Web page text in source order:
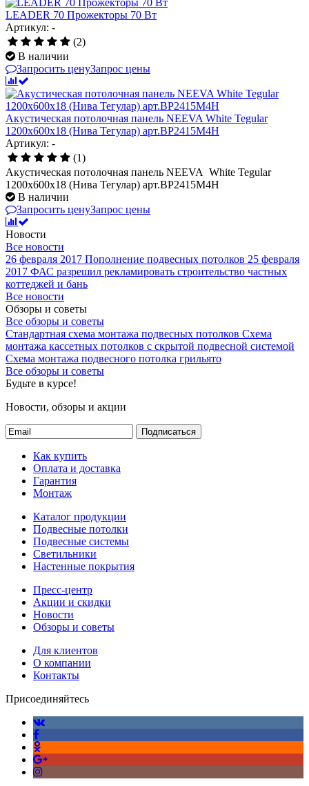
LEADER 70 Прожекторы 70 Вт
Артикул: -
(2)
В наличии
Запросить ценуЗапрос цены
Акустическая потолочная панель NEEVA White Tegular
1200x600x18 (Нива Тегулар) арт.BP2415M4H
Артикул: -
(1)
Акустическая потолочная панель NEEVA White Tegular
1200x600x18 (Нива Тегулар) арт.BP2415M4H
В наличии
Запросить ценуЗапрос цены
Новости
Все новости
26 февраля 2017 Пополнение подвесных потолков 25 февраля
2017 ФАС разрешил рекламировать строительство частных
коттеджей и бань
Все новости
Обзоры и советы
Все обзоры и советы
Стандартная схема монтажа подвесных потолков Схема
монтажа кассетных потолков с скрытой подвесной системой
Схема монтажа подвесного потолка грильято
Все обзоры и советы
Будьте в курсе!
Новости, обзоры и акции
Подписаться
Как купить
Оплата и доставка
Гарантия
Монтаж
Каталог продукции
Подвесные потолки
Подвесные системы
Светильники
Настенные покрытия
Пресс-центр
Акции и скидки
Новости
Обзоры и советы
Для клиентов
О компании
Контакты
Присоединяйтесь